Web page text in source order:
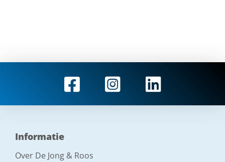
Informatie
Over De Jong & Roos